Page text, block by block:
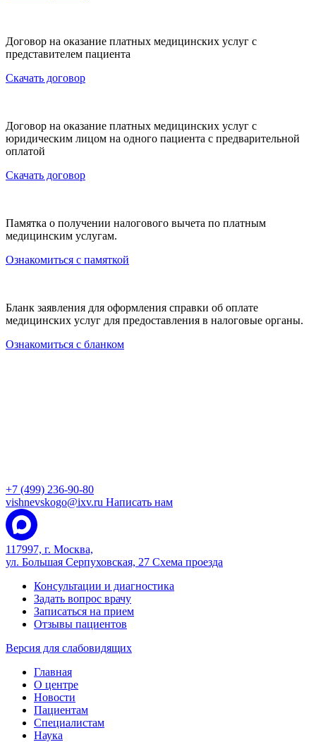
Договор на оказание платных медицинских услуг с
представителем пациента
Скачать договор
Договор на оказание платных медицинских услуг с
юридическим лицом на одного пациента с предварительной
оплатой
Скачать договор
Памятка о получении налогового вычета по платным
медицинским услугам.
Ознакомиться с памяткой
Бланк заявления для оформления справки об оплате
медицинских услуг для предоставления в налоговые органы.
Ознакомиться с бланком
+7 (499) 236-90-80
vishnevskogo@ixv.ru Написать нам
117997, г. Москва,
ул. Большая Серпуховская, 27 Схема проезда
Консультации и диагностика
Задать вопрос врачу
Записаться на прием
Отзывы пациентов
Версия для слабовидящих
Главная
О центре
Новости
Пациентам
Специалистам
Наука